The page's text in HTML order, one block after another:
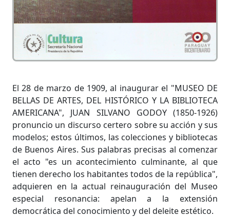
El 28 de marzo de 1909, al inaugurar el "MUSEO DE
BELLAS DE ARTES, DEL HISTÓRICO Y LA BIBLIOTECA
AMERICANA", JUAN SILVANO GODOY (1850-1926)
pronuncio un discurso certero sobre su acción y sus
modelos; estos últimos, las colecciones y bibliotecas
de Buenos Aires. Sus palabras precisas al comenzar
el acto "es un acontecimiento culminante, al que
tienen derecho los habitantes todos de la república",
adquieren en la actual reinauguración del Museo
especial resonancia: apelan a la extensión
democrática del conocimiento y del deleite estético.